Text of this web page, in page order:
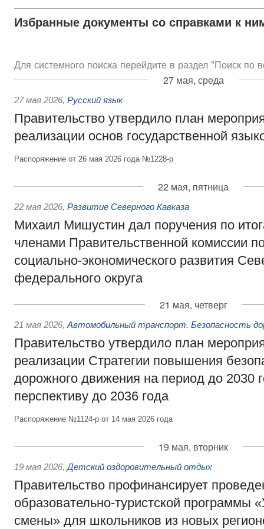
Избранные документы со справками к
Для системного поиска перейдите в раздел "Поиск по
27 мая, среда
27 мая 2026, Русский язык
Правительство утвердило план
реализации основ государственной
Распоряжение от 26 мая 2026 года №1228-р
22 мая, пятница
22 мая 2026, Развитие Северного Кавказа
Михаил Мишустин дал поручения по
членами Правительственной комиссии
социально-экономического развития
федерального округа
21 мая, четверг
21 мая 2026, Автомобильный транспорт. Безопасность
Правительство утвердило план
реализации Стратегии повышения
дорожного движения на период до 2030
перспективу до 2036 года
Распоряжение №1124-р от 14 мая 2026 года
19 мая, вторник
19 мая 2026, Детский оздоровительный отдых
Правительство профинансирует
образовательно-туристской программы
смены» для школьников из новых